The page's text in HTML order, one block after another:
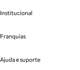
Institucional
Cashback
Venda Corporativa
Franquias
Plano de Negócio
Ajuda e suporte